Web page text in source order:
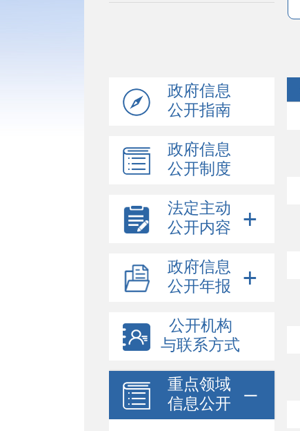
政府信息
公开指南
政府信息
公开制度
法定主动
公开内容
政府信息
公开年报
公开机构
与联系方式
重点领域
信息公开